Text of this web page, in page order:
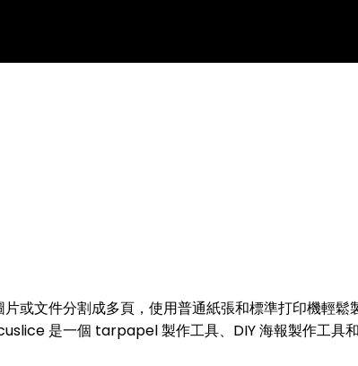
或文件分割成多頁，使用普通紙張和標準打印機輕
是一個 tarpapel 製作工具、DIY 海報製作工具和